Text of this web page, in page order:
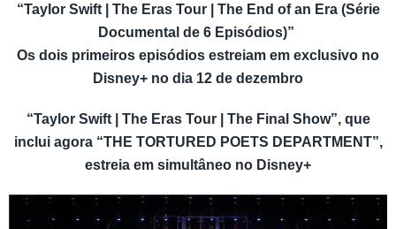
“Taylor Swift | The Eras Tour | The End of an Era (Série
Documental de 6 Episódios)”
Os dois primeiros episódios estreiam em exclusivo no
Disney+ no dia 12 de dezembro
“Taylor Swift | The Eras Tour | The Final Show”, que
inclui agora “THE TORTURED POETS DEPARTMENT”,
estreia em simultâneo no Disney+